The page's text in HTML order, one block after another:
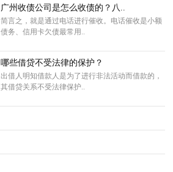
广州收债公司是怎么收债的？八..
简言之，就是通过电话进行催收。电话催收是小额
债务、信用卡欠债最常用..
哪些借贷不受法律的保护？
出借人明知借款人是为了进行非法活动而借款的，
其借贷关系不受法律保护..